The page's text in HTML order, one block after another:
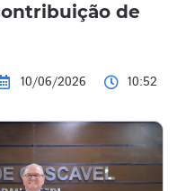
de
10/06/2026 10:52